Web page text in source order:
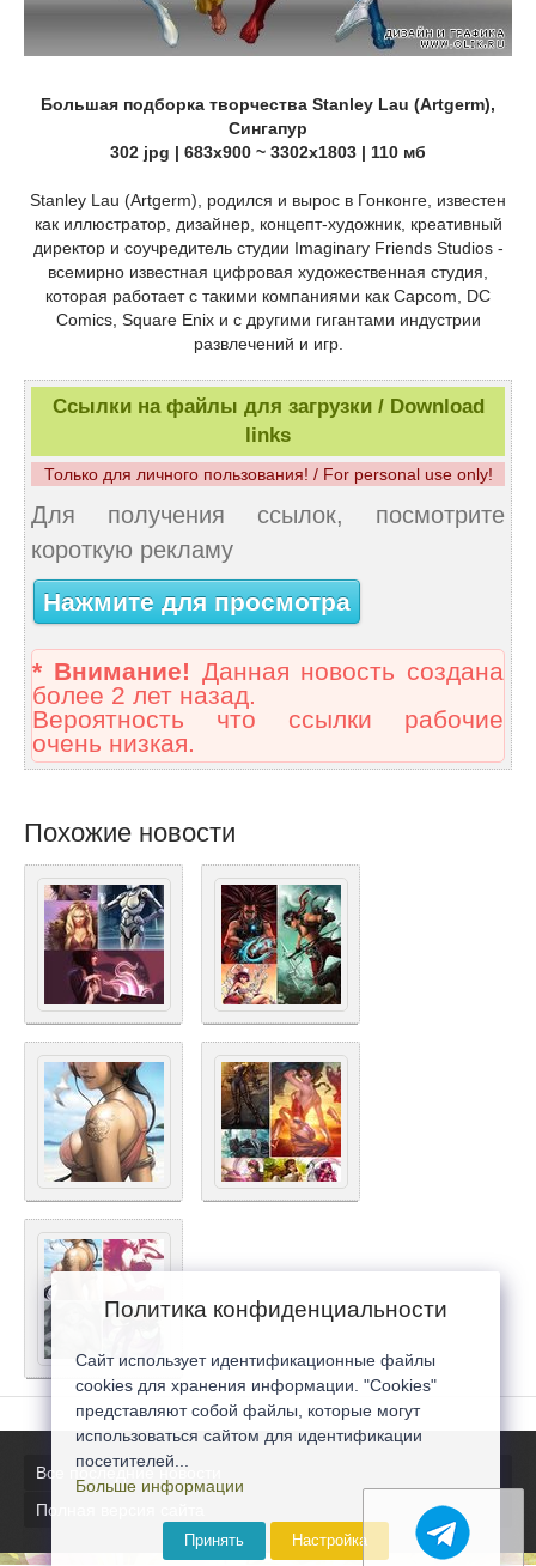
Большая подборка творчества Stanley Lau (Artgerm),
Сингапур
302 jpg | 683x900 ~ 3302x1803 | 110 мб
Stanley Lau (Artgerm), родился и вырос в Гонконге, известен
как иллюстратор, дизайнер, концепт-художник, креативный
директор и соучредитель студии Imaginary Friends Studios -
всемирно известная цифровая художественная студия,
которая работает с такими компаниями как Capcom, DC
Comics, Square Enix и с другими гигантами индустрии
развлечений и игр.
Ссылки на файлы для загрузки / Download
links
Только для личного пользования! / For personal use only!
Для получения ссылок, посмотрите
короткую рекламу
Нажмите для просмотра
* Внимание! Данная новость создана
более 2 лет назад.
Вероятность что ссылки рабочие
очень низкая.
Похожие новости
Все последние новости
Полная версия сайта
Политика конфиденциальности
Сайт использует идентификационные файлы
cookies для хранения информации. "Cookies"
представляют собой файлы, которые могут
использоваться сайтом для идентификации
посетителей...
Больше информации
Принять Настройка